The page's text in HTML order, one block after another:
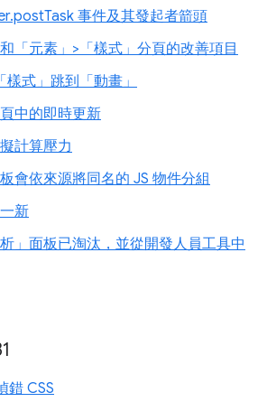
事件及其發起者箭頭
和「元素」>「樣式」分頁的改善項目
式」跳到「動畫」
中的即時更新
計算壓力
會依來源將同名的 JS 物件分組
新
析」面板已淘汰，並從開發人員工具中
錯 CSS